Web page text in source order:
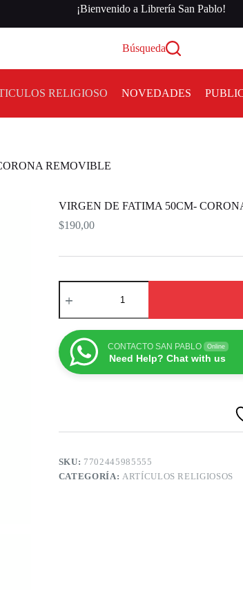
¡Bienvenido a Librería San Pablo!
Búsqueda
RELIGIOSO NOVEDADES
REMOVIBLE
VIRGEN DE FATIMA 50CM-
$190,00
CONTACTO SAN PABLO Online
Need Help? Chat with us
SKU: 7702445985555
CATEGORÍA: ARTÍCULOS RELIGIOSOS